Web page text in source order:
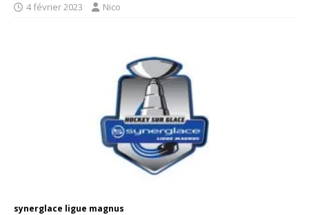
4 février 2023 Nico
synerglace ligue magnus